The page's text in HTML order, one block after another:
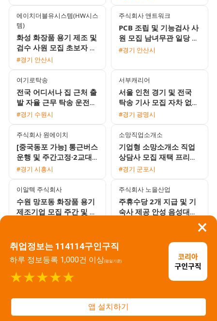
×
취업정보는 114114구인구직
하루 정보등록 1,000건 이상(평일기준)
★★★★★
앱 설치하기
에이치더블유시스템(HW시스
템)
화성 화장품 용기 제조 및
검수 사원 모집 초보자 환
영 및 풍부한 수당 혜택
#경기 안산시
주식회사 앤트워크
PCB 조립 및 기능검사 사
원 모집 남녀무관 일당 주
급 가능
#경기 안산시
여기로탁송
전국 어디서나 집 근처 출
발 자율 근무 탁송 운전기
사 모집 초보 및 외국인
#경기 수원시
서부캐리어
서울 인천 경기 및 전국
탁송 기사 모집 자차 없이
도 가능한 안정적인 배차
#경기 광명시
주식회사 원에이치
[중국동포 가능] 통근버스
운행 및 주간고정·2교대
맞춤 일자리 채용
#경기 시흥시
소망직업소개소
기업형 소망소개소 직업
상담사 모집 재택 프리랜
서 가능
#경기 군포시
이알텍 주식회사
수원 망포동 화장품 용기
제조기업 모집 주간 및 2
주식회사 노을산업
주휴수당 2개 지급 및 기
숙사 제공 안성 음성대소
주식회사 바른플러스
화성 자동차 부품 터보차
저 조립 사원 모집 사외기
숙사 가능 자차 필수
#경기 화성시
아산 영인면 기아 자동차
부품 생산팀 성실한 직원
(주)다원
[화성 향남] (주)다원 자동
주식회사 에이비스
동탄 영천동 자동차 부품